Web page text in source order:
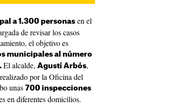
a 1.300 personas en el
de revisar los casos
el objetivo es
municipales al número
El alcalde, Agustí Arbós,
por la Oficina del
unas 700 inspecciones
en diferentes domicilios.